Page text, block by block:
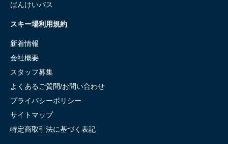
ばんけいバス
スキー場利用規約
新着情報
会社概要
スタッフ募集
よくあるご質問/お問い合わせ
プライバシーポリシー
サイトマップ
特定商取引法に基づく表記